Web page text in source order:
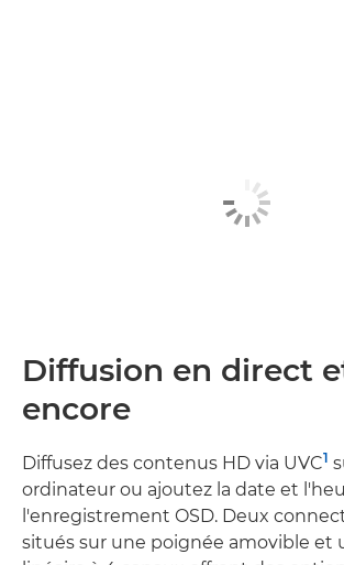
Diffusion en direct
encore
Diffusez des contenus HD via UVC1
ordinateur ou ajoutez la date et
l'enregistrement OSD. Deux
situés sur une poignée amovible et